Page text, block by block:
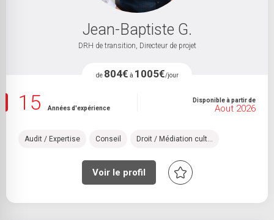
Jean-Baptiste G.
DRH de transition, Directeur de projet
de 804€ à 1005€/jour
15 Années d'expérience
Disponible à partir de
Aout 2026
Audit / Expertise Conseil Droit / Médiation cult...
Voir le profil